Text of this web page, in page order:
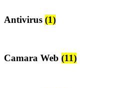
Antivirus (1)
Camara Web (11)